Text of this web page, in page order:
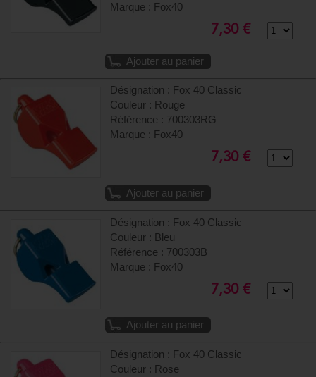
Marque : Fox40
7,30 €
Ajouter au panier
Désignation : Fox 40 Classic
Couleur : Rouge
Référence : 700303RG
Marque : Fox40
7,30 €
Ajouter au panier
Désignation : Fox 40 Classic
Couleur : Bleu
Référence : 700303B
Marque : Fox40
7,30 €
Ajouter au panier
Désignation : Fox 40 Classic
Couleur : Rose